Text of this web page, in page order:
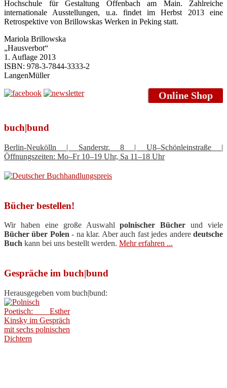
Hochschule für Gestaltung Offenbach am Main. Zahlreiche
internationale Ausstellungen, u.a. findet im Herbst 2013 eine
Retrospektive von Brillowskas Werken in Peking statt.
Mariola Brillowska
„Hausverbot“
1. Auflage 2013
ISBN: 978-3-7844-3333-2
LangenMüller
Online Shop
buch|bund
Berlin-Neukölln | Sanderstr. 8 | U8–Schönleinstraße |
Öffnungszeiten: Mo–Fr 10–19 Uhr, Sa 11–18 Uhr
Bücher bestellen!
Wir haben eine große Auswahlpolnischer Bücher und viele
Bücher über Polen - na klar. Aber auch fast jedes anderedeutsche
Buch kann bei uns bestellt werden. Mehr erfahren ...
Gespräche im buch|bund
Herausgegeben vom buch|bund: